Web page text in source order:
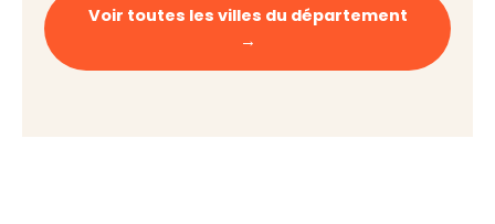
Voir toutes les villes du département
→